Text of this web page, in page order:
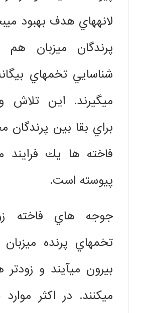
لانههاي هدف بهبود
پرندگان ميزبان هم
شناسايي تخمهاي
ميگيرند. اين تلاش و
براي بقا بين پرندگان
فاخته ها يك فرايند
پيوسته است.
جوجه هاي فاخته
تخمهاي پرنده
بيرون ميآيند و
ميكنند. در اكثر